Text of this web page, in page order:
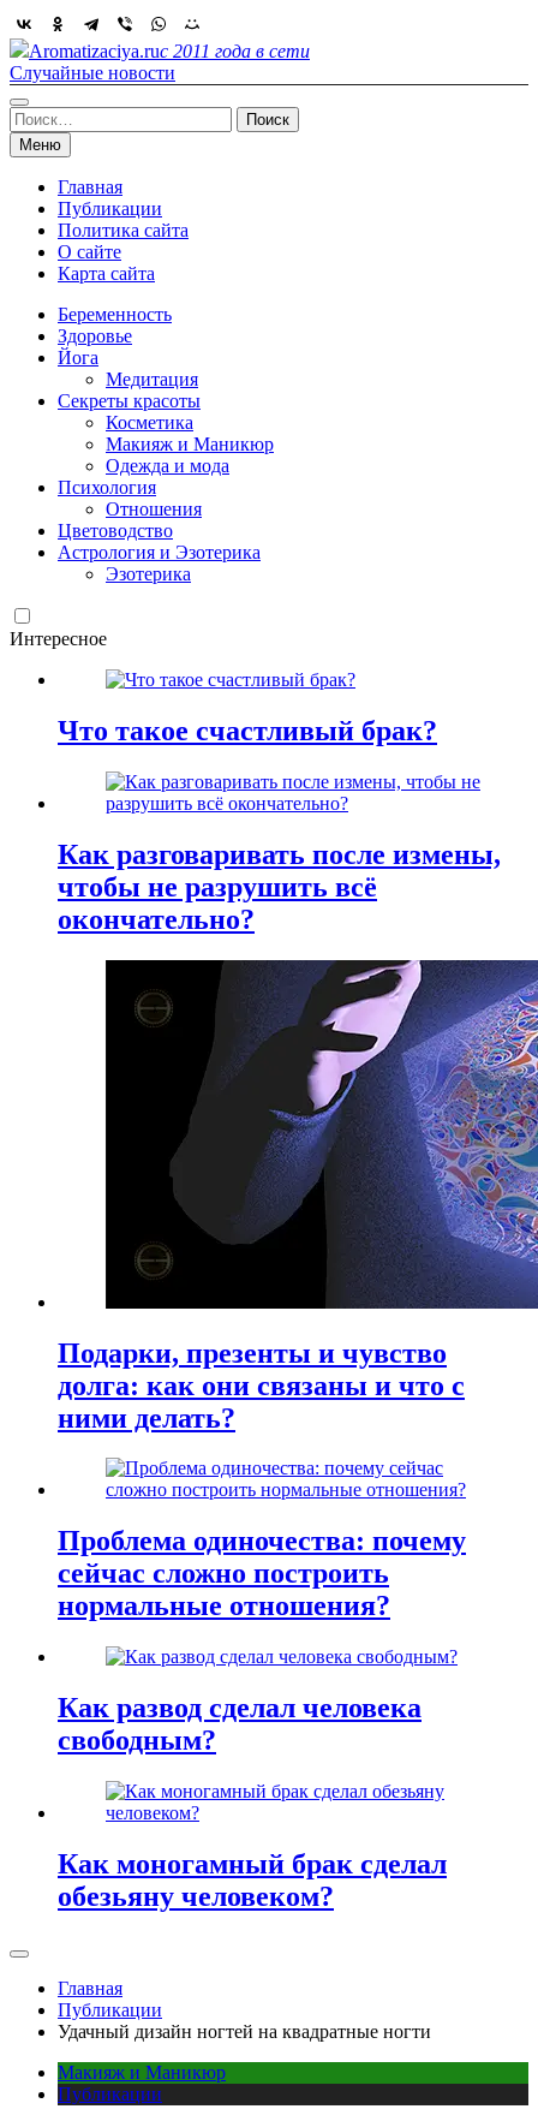
Skip
to
content
Aromatizaciya.ruс 2011 года в сети
Случайные новости
Найти:
Меню
Главная
Публикации
Политика сайта
О сайте
Карта сайта
Беременность
Здоровье
Йога
Медитация
Секреты красоты
Косметика
Макияж и Маникюр
Одежда и мода
Психология
Отношения
Цветоводство
Астрология и Эзотерика
Эзотерика
Интересное
Что такое счастливый брак?
Как разговаривать после измены,
чтобы не разрушить всё
окончательно?
Подарки, презенты и чувство
долга: как они связаны и что с
ними делать?
Проблема одиночества: почему
сейчас сложно построить
нормальные отношения?
Как развод сделал человека
свободным?
Как моногамный брак сделал
обезьяну человеком?
Главная
Публикации
Удачный дизайн ногтей на квадратные ногти
Макияж и Маникюр
Публикации